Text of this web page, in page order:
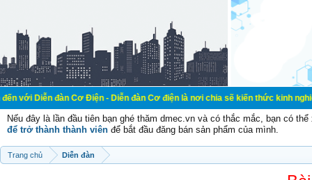
đàn Cơ Điện - Diễn đàn Cơ điện là nơi chia sẽ kiến thức kinh nghiệm
Nếu đây là lần đầu tiên bạn ghé thăm dmec.vn và có thắc mắc, bạn có
để trở thành thành viên để bắt đầu đăng bán sản phẩm của mình.
Trang chủ Diễn đàn